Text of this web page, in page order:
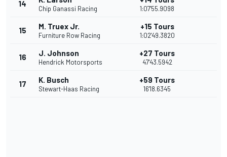
14
Chip Ganassi Racing 1:07'55.9098
15 M. Truex Jr.
Furniture Row Racing
+15 Tours
1:02'49.3820
16 J. Johnson
Hendrick Motorsports
+27 Tours
47'43.5942
17 K. Busch
Stewart-Haas Racing
+59 Tours
16'18.6345